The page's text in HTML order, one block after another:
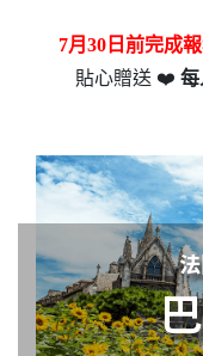
7月 30日前完成
貼心贈送 ❤️ 每